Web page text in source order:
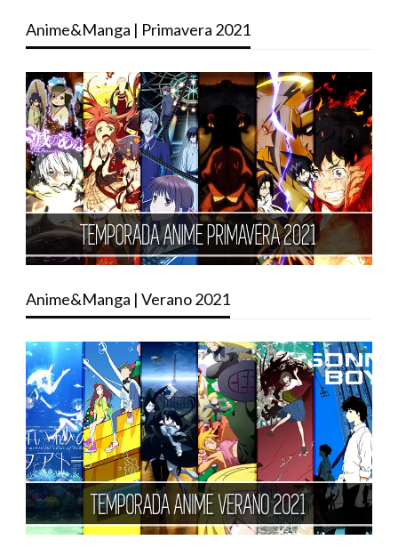
Anime&Manga | Primavera 2021
Anime&Manga | Verano 2021